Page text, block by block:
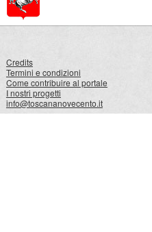
Credits
Termini e condizioni
Come contribuire al portale
I nostri progetti
info@toscananovecento.it